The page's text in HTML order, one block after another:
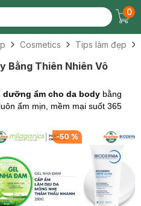
0
Cosmetics Tips làm đẹp
Bằng Thiên Nhiên Vô
dưỡng ẩm cho da body bằng
ẩm mịn, mềm mại suốt 365
-50 %